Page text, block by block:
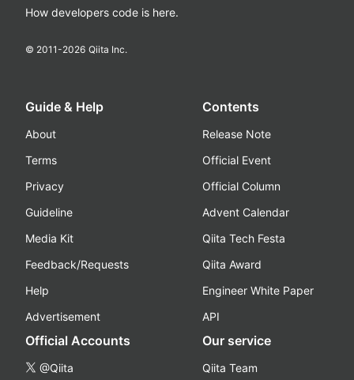
How developers code is here.
© 2011-2026 Qiita Inc.
Guide & Help
About
Terms
Privacy
Guideline
Media Kit
Feedback/Requests
Help
Advertisement
Contents
Release Note
Official Event
Official Column
Advent Calendar
Qiita Tech Festa
Qiita Award
Engineer White Paper
API
Official Accounts
@Qiita
Our service
Qiita Team